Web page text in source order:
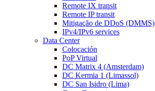
Remote IX transit
Remote IP transit
Mitigação de DDoS (DMMS)
IPv4/IPv6 services
Data Center
Colocación
PoP Virtual
DC Matrix 4 (Amsterdam)
DC Kermia 1 (Limassol)
DC San Isidro (Lima)